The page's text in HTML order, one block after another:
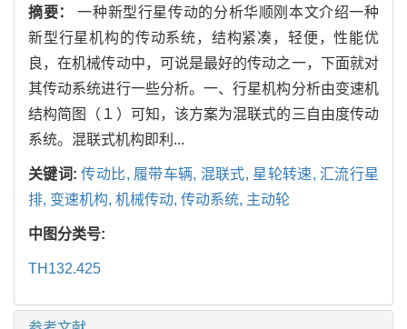
摘要：一种新型行星传动的分析华顺刚本文介绍一种
新型行星机构的传动系统，结构紧凑，轻便，性能优
良，在机械传动中，可说是最好的传动之一，下面就对
其传动系统进行一些分析。一、行星机构分析由变速机
结构简图（１）可知，该方案为混联式的三自由度传动
系统。混联式机构即利...
关键词:传动比, 履带车辆, 混联式, 星轮转速, 汇流行星
排, 变速机构, 机械传动, 传动系统, 主动轮
中图分类号:
TH132.425